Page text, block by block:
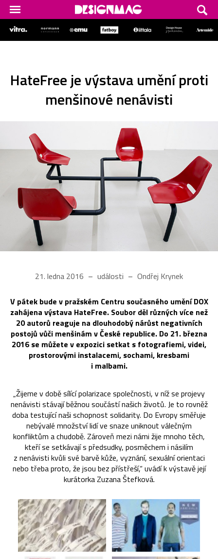
HateFree je výstava umění proti
menšinové nenávisti
21. ledna 2016 události Ondřej Krynek
V pátek bude v pražském Centru současného umění DOX
zahájena výstava HateFree. Soubor děl různých více než
20 autorů reaguje na dlouhodobý nárůst negativních
postojů vůči menšinám v České republice. Do 21. března
2016 se můžete v expozici setkat s fotografiemi, videi,
prostorovými instalacemi, sochami, kresbami
i malbami.
„Žijeme v době sílící polarizace společnosti, v níž se projevy
nenávisti stávají běžnou součástí našich životů. Je to rovněž
doba testující naši schopnost solidarity. Do Evropy směřuje
nebývalé množství lidí ve snaze uniknout válečným
konfliktům a chudobě. Zároveň mezi námi žije mnoho těch,
kteří se setkávají s předsudky, posměchem i násilím
z nenávisti kvůli své barvě kůže, vyznání, sexuální orientaci
nebo třeba proto, že jsou bez přístřeší,“ uvádí k výstavě její
kurátorka Zuzana Štefková.